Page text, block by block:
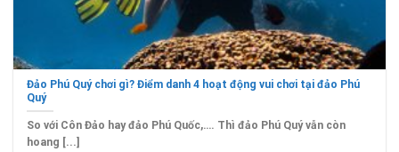
Đảo Phú Quý chơi gì? Điểm danh 4 hoạt động vui chơi tại đảo Phú
Quý
So với Côn Đảo hay đảo Phú Quốc,…. Thì đảo Phú Quý vẫn còn
hoang [...]